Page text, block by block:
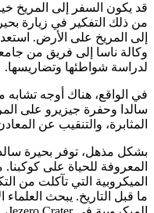
قد يكون السفر إلى المريخ
من ذلك التفكير في زيارة
وكالة ناسا إلى فريق من
لدراسة شواطئها وتضاريسها.
في الواقع، هناك أوجه تشابه
سالدا وحفرة جيزيرو على
المثابرة، والتنقيب عن
بشكل مذهل، توفر بحيرة
المعروفة للحياة على
الميكروبية التي تآكلت من
ما قبل التاريخ. يبحث